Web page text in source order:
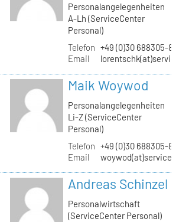
Personalangelegenheiten
A-Lh (ServiceCenter
Personal)
Telefon +49 (0)30 688305-
Email
Maik Woywod
Personalangelegenheiten
Li-Z (ServiceCenter
Personal)
Telefon +49 (0)30 688305-
Email
Andreas Schinzel
Personalwirtschaft
(ServiceCenter Personal)